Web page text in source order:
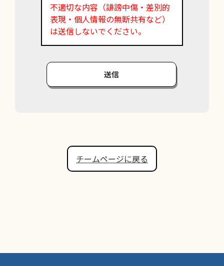
不適切な内容（誹謗中傷・差別的
表現・個人情報の無断共有など）
は送信しないでください。
送信
チームページに戻る